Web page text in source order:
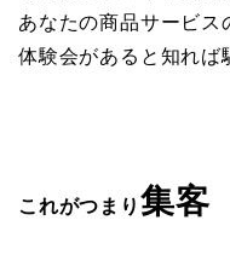
あなたの商品サービス
体験会があると知れば
これがつまり 集客